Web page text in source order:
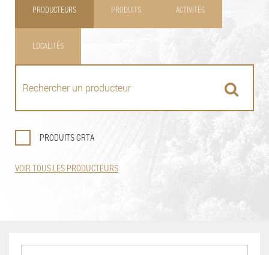
PRODUCTEURS PRODUITS ACTIVITÉS
LOCALITÉS
PRODUITS GRTA
VOIR TOUS LES PRODUCTEURS